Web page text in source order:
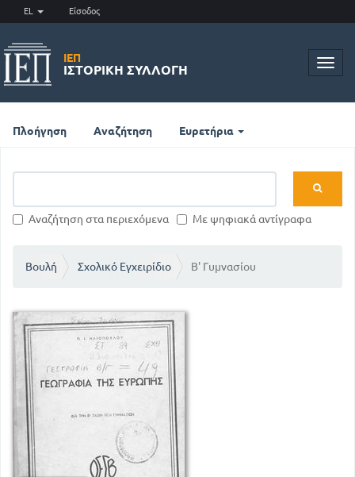
EL Είσοδος
ΙΕΠ
ΙΣΤΟΡΙΚΉ ΣΥΛΛΟΓΉ
Πλοήγηση Αναζήτηση Ευρετήρια
Αναζήτηση στα περιεχόμενα Με ψηφιακά αντίγραφα
Βουλή Σχολικό Εγχειρίδιο Β' Γυμνασίου